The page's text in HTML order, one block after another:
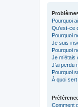
Pourquoi
Qu’est-ce
Pourquoi
Je suis
Pourquoi
Je
J’ai perdu
Pourquoi
À quoi
Comment